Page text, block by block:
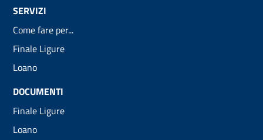
SERVIZI
Come fare per...
Finale Ligure
Loano
DOCUMENTI
Finale Ligure
Loano